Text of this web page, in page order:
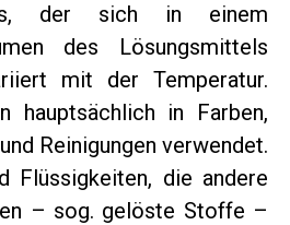
der sich in einem
des Lösungsmittels
mit der Temperatur.
hauptsächlich in Farben,
Reinigungen verwendet.
Flüssigkeiten, die andere
– sog. gelöste Stoffe –